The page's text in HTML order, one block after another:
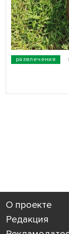
развлечения
О проекте
Редакция